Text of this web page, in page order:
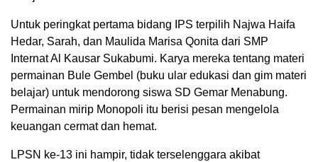
Untuk peringkat pertama bidang IPS terpilih Najwa Haifa
Hedar, Sarah, dan Maulida Marisa Qonita dari SMP
Internat Al Kausar Sukabumi. Karya mereka tentang materi
permainan Bule Gembel (buku ular edukasi dan gim materi
belajar) untuk mendorong siswa SD Gemar Menabung.
Permainan mirip Monopoli itu berisi pesan mengelola
keuangan cermat dan hemat.
LPSN ke-13 ini hampir, tidak terselenggara akibat